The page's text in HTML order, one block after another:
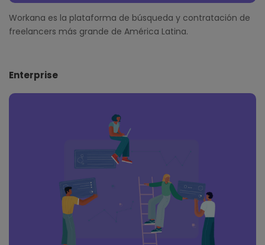
Workana es la plataforma de búsqueda y contratación de
freelancers más grande de América Latina.
Enterprise